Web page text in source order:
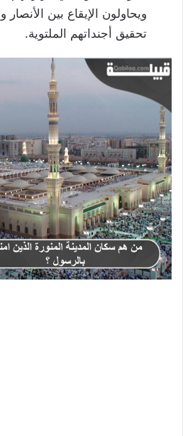
ويحاولون الإيقاع بين
تحقيق أجنداتهم الملتوية.